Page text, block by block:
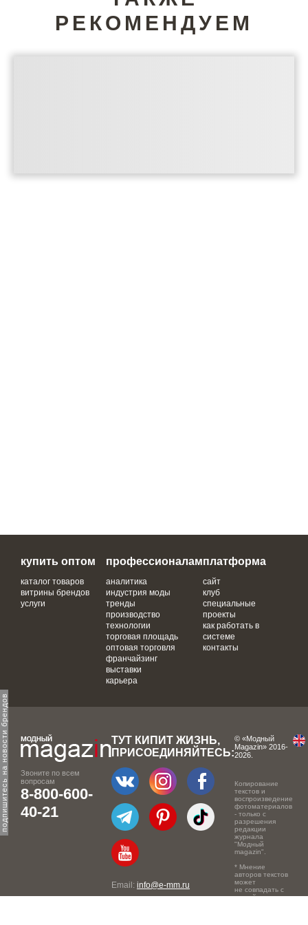
подпишитесь на новости брендов
РЕКОМЕНДУЕМ
купить оптом
каталог товаров
витрины брендов
услуги
профессионалам
аналитика
индустрия моды
тренды
производство
технологии
торговая площадь
оптовая торговля
франчайзинг
выставки
карьера
платформа
сайт
клуб
специальные
проекты
как работать в
системе
контакты
Звоните по всем
вопросам
8-800-600-
40-21
ТУТ КИПИТ ЖИЗНЬ,
ПРИСОЕДИНЯЙТЕСЬ:
Email: info@e-mm.ru
© «Модный
Magazin» 2016-
2026.
Копирование
текстов и
воспроизведение
фотоматериалов
- только с
разрешения
редакции
журнала
"Модный
magazin".
* Мнение
авторов текстов
может
не совпадать с
точкой зрения